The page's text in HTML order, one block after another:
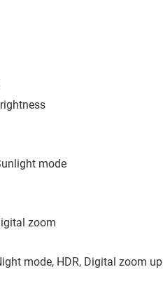
mode
zoom
mode, HDR, Digital zoom up